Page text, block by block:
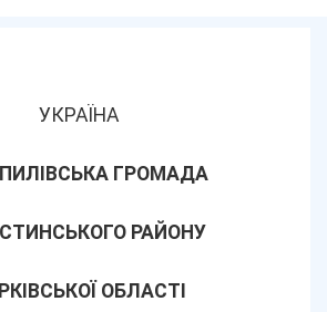
УКРАЇНА
ГРОМАДА
РАЙОНУ
ОБЛАСТІ